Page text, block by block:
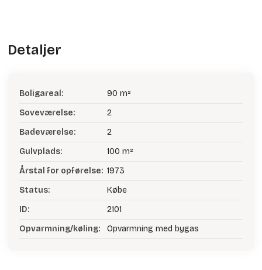
Detaljer
Boligareal:
90 m²
Soveværelse:
2
Badeværelse:
2
Gulvplads:
100 m²
Årstal for opførelse: 1973
Status:
Købe
ID:
2101
Opvarmning/køling:
Opvarmning med bygas